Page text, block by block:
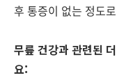
후 통증이 없는 정도
무릎 건강과 관련된
요: